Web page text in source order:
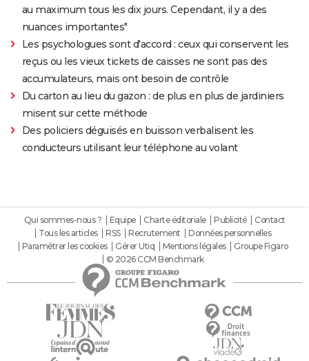
au maximum tous les dix jours. Cependant, il y a des
nuances importantes"
Les psychologues sont d'accord : ceux qui conservent les
reçus ou les vieux tickets de caisses ne sont pas des
accumulateurs, mais ont besoin de contrôle
Du carton au lieu du gazon : de plus en plus de jardiniers
misent sur cette méthode
Des policiers déguisés en buisson verbalisent les
conducteurs utilisant leur téléphone au volant
Qui sommes-nous ? Equipe Charte éditoriale Publicité
Contact
Tous les articles
RSS Recrutement
Données personnelles
Paramétrer les cookies
Gérer Utiq Mentions légales
Groupe Figaro
© 2026 CCM Benchmark